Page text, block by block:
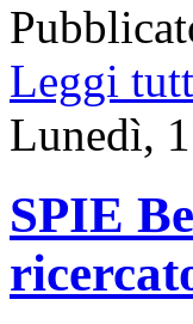
Leggi
Lunedì,
SPIE